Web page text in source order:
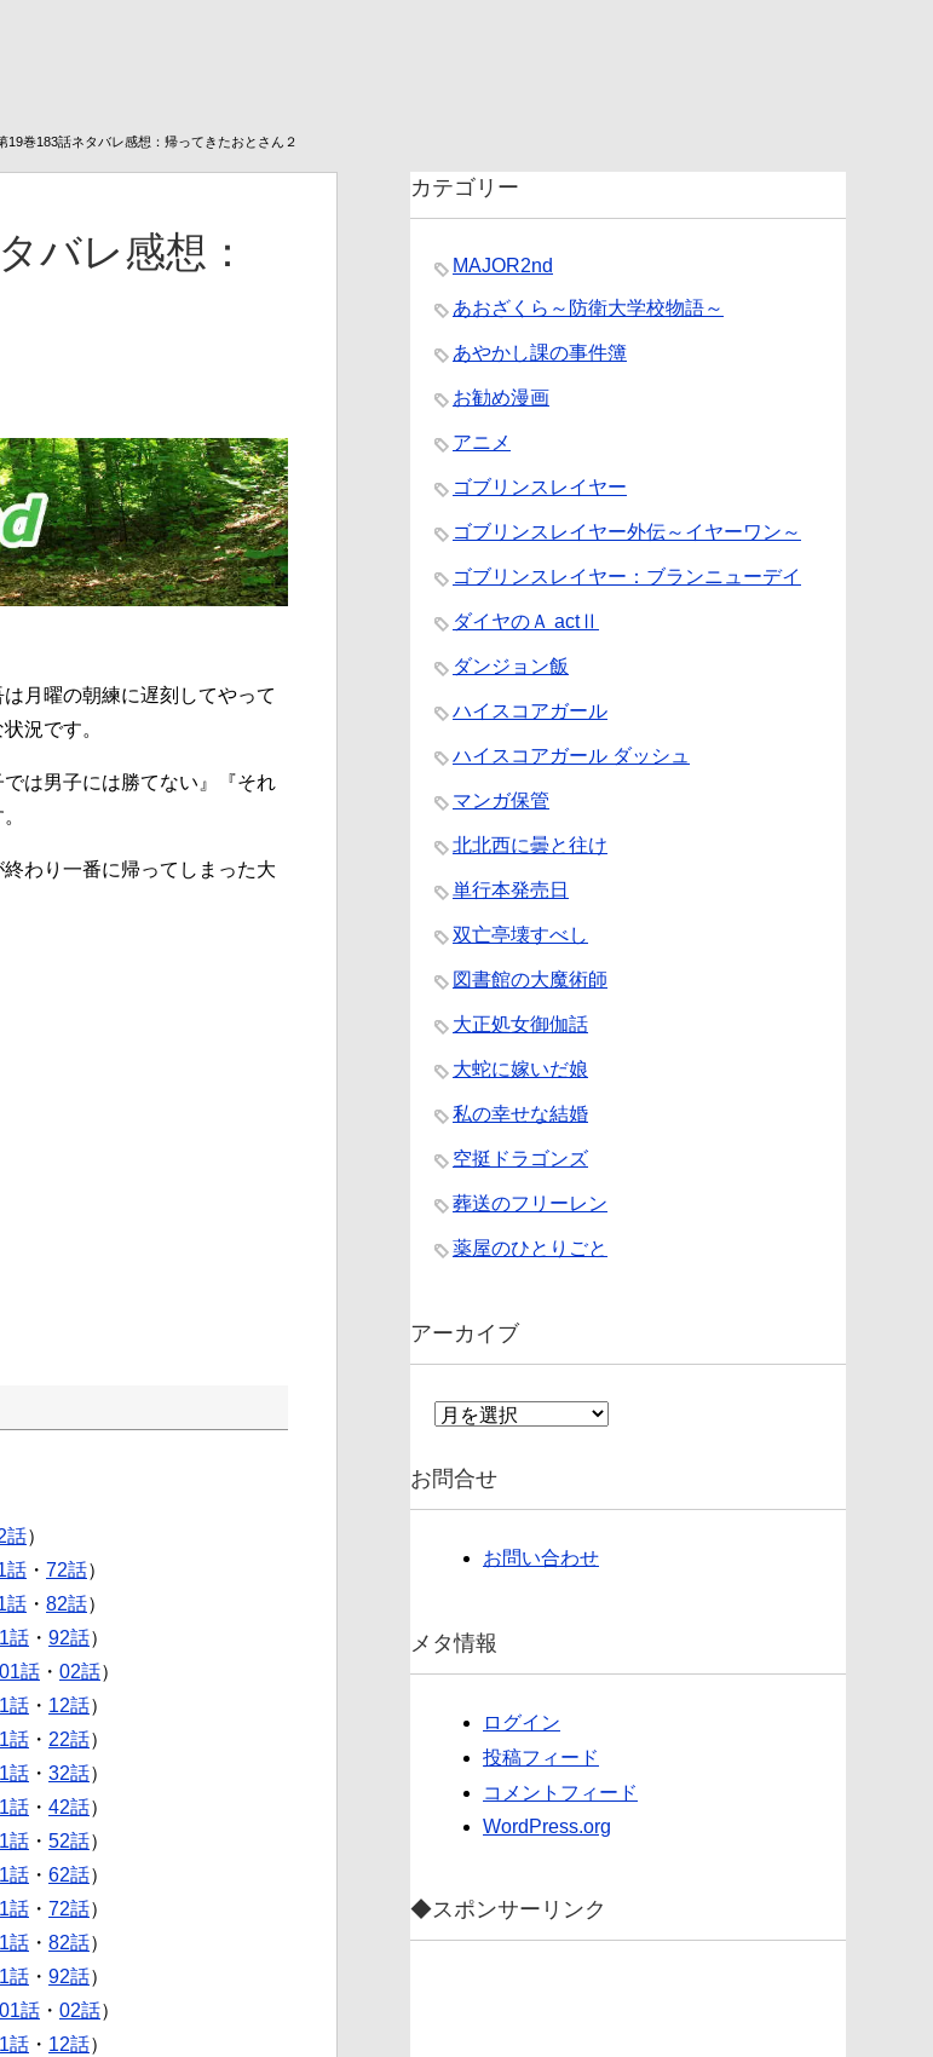
19巻183話ネタバレ感想：帰ってきたおとさん２
バレ感想：
月曜の朝練に遅刻してやって
況です。
は男子には勝てない』『それ
わり一番に帰ってしまった大
話）
話 ・ 72話）
話 ・ 82話）
話 ・ 92話）
01話 ・ 02話）
話 ・ 12話）
話 ・ 22話）
話 ・ 32話）
話 ・ 42話）
話 ・ 52話）
話 ・ 62話）
話 ・ 72話）
話 ・ 82話）
話 ・ 92話）
01話 ・ 02話）
話 ・ 12話）
カテゴリー
MAJOR2nd
あおざくら～防衛大学校物語～
あやかし課の事件簿
お勧め漫画
アニメ
ゴブリンスレイヤー
ゴブリンスレイヤー外伝～イヤーワン～
ゴブリンスレイヤー：ブランニューデイ
ダイヤのＡ actⅡ
ダンジョン飯
ハイスコアガール
ハイスコアガール ダッシュ
マンガ保管
北北西に曇と往け
単行本発売日
双亡亭壊すべし
図書館の大魔術師
大正処女御伽話
大蛇に嫁いだ娘
私の幸せな結婚
空挺ドラゴンズ
葬送のフリーレン
薬屋のひとりごと
アーカイブ
ア
イ
ブ
お問合せ
お問い合わせ
メタ情報
ログイン
投稿フィード
コメントフィード
WordPress.org
◆スポンサーリンク